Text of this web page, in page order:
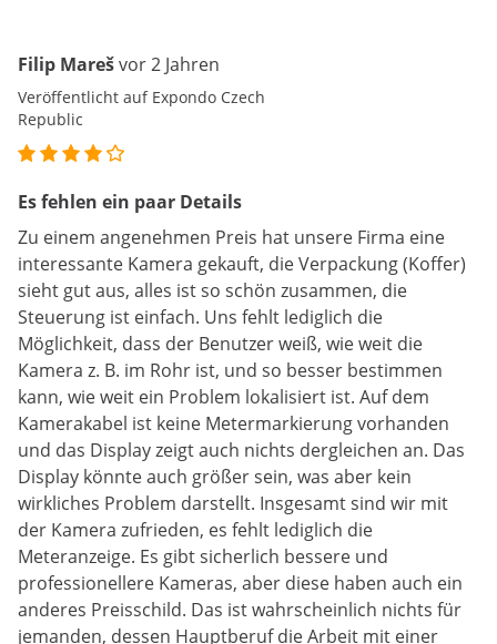
Filip Marešvor 2 Jahren
Veröffentlicht auf Expondo Czech
Republic
Es fehlen ein paar Details
Zu einem angenehmen Preis hat unsere Firma eine
interessante Kamera gekauft, die Verpackung (Koffer)
sieht gut aus, alles ist so schön zusammen, die
Steuerung ist einfach. Uns fehlt lediglich die
Möglichkeit, dass der Benutzer weiß, wie weit die
Kamera z. B. im Rohr ist, und so besser bestimmen
kann, wie weit ein Problem lokalisiert ist. Auf dem
Kamerakabel ist keine Metermarkierung vorhanden
und das Display zeigt auch nichts dergleichen an. Das
Display könnte auch größer sein, was aber kein
wirkliches Problem darstellt. Insgesamt sind wir mit
der Kamera zufrieden, es fehlt lediglich die
Meteranzeige. Es gibt sicherlich bessere und
professionellere Kameras, aber diese haben auch ein
anderes Preisschild. Das ist wahrscheinlich nichts für
jemanden, dessen Hauptberuf die Arbeit mit einer